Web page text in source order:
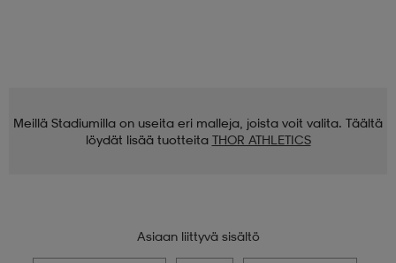
Meillä Stadiumilla on useita eri malleja, joista voit valita. Täältä
Asiaan liittyvä sisältö